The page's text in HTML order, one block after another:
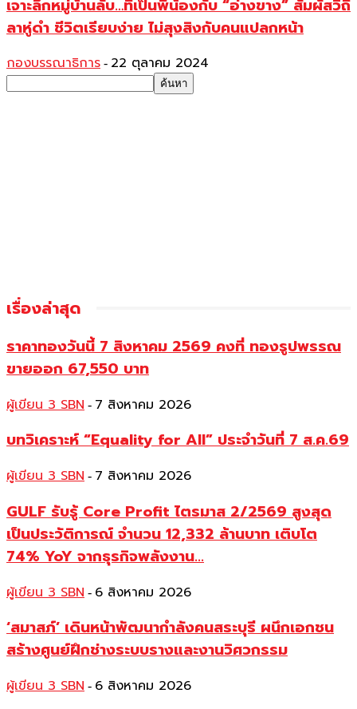
เจาะลึกหมู่บ้านลับ…ที่เป็นพี่น้องกับ “อ่างขาง” สัมผัสวิถี
ลาหู่ดำ ชีวิตเรียบง่าย ไม่สุงสิงกับคนแปลกหน้า
กองบรรณาธิการ - 22 ตุลาคม 2024
เรื่องล่าสุด
ราคาทองวันนี้ 7 สิงหาคม 2569 คงที่ ทองรูปพรรณ
ขายออก 67,550 บาท
ผู้เขียน 3 SBN - 7 สิงหาคม 2026
บทวิเคราะห์ “Equality for All” ประจำวันที่ 7 ส.ค.69
ผู้เขียน 3 SBN - 7 สิงหาคม 2026
GULF รับรู้ Core Profit ไตรมาส 2/2569 สูงสุด
เป็นประวัติการณ์ จำนวน 12,332 ล้านบาท เติบโต
74% YoY จากธุรกิจพลังงาน...
ผู้เขียน 3 SBN - 6 สิงหาคม 2026
‘สมาสภ์’ เดินหน้าพัฒนากำลังคนสระบุรี ผนึกเอกชน
สร้างศูนย์ฝึกช่างระบบรางและงานวิศวกรรม
ผู้เขียน 3 SBN - 6 สิงหาคม 2026